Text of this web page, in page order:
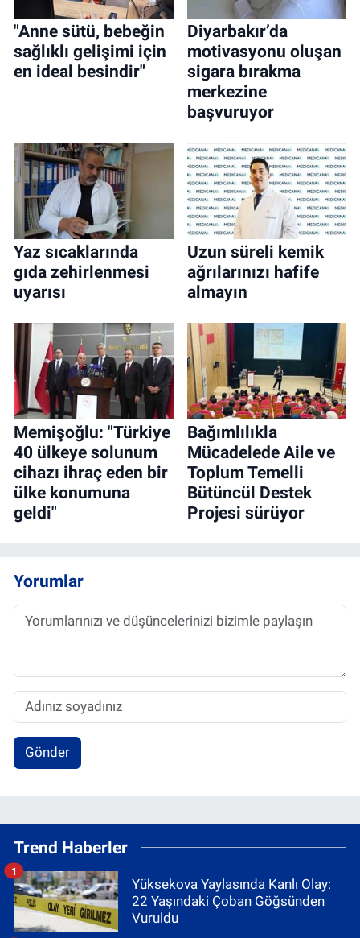
"Anne sütü, bebeğin
sağlıklı gelişimi için
en ideal besindir"
Diyarbakır’da
motivasyonu oluşan
sigara bırakma
merkezine
başvuruyor
Yaz sıcaklarında
gıda zehirlenmesi
uyarısı
Uzun süreli kemik
ağrılarınızı hafife
almayın
Memişoğlu: "Türkiye
40 ülkeye solunum
cihazı ihraç eden bir
ülke konumuna
geldi"
Bağımlılıkla
Mücadelede Aile ve
Toplum Temelli
Bütüncül Destek
Projesi sürüyor
Yorumlar
Gönder
Trend Haberler
Yüksekova Yaylasında Kanlı Olay:
22 Yaşındaki Çoban Göğsünden
Vuruldu
1